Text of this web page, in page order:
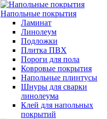
Напольные покрытия
Ламинат
Линолеум
Подложки
Плитка ПВХ
Пороги для пола
Ковровые покрытия
Напольные плинтусы
Шнуры для сварки
линолеума
Клей для напольных
покрытий